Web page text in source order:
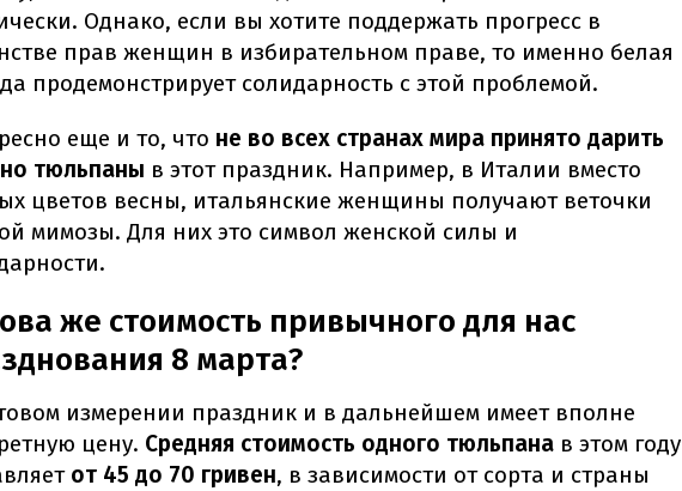
Однако, если вы хотите поддержать прогресс в
прав женщин в избирательном праве, то именно белая
продемонстрирует солидарность с этой проблемой.
еще и то, что не во всех странах мира принято дарить
тюльпаны в этот праздник. Например, в Италии вместо
цветов весны, итальянские женщины получают веточки
мимозы. Для них это символ женской силы и
же стоимость привычного для нас
8 марта?
измерении праздник и в дальнейшем имеет вполне
цену. Средняя стоимость одного тюльпана в этом году
от 45 до 70 гривен, в зависимости от сорта и страны